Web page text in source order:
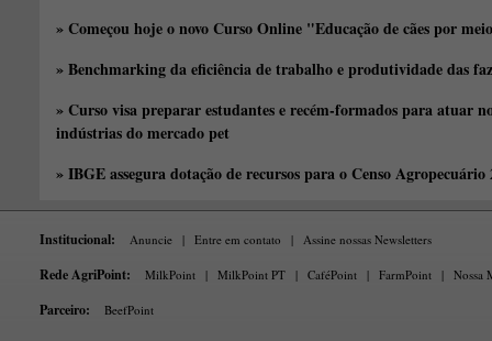
» Começou hoje o novo Curso Online "Educação de cães por
» Benchmarking da eficiência de trabalho e produtividade das
» Curso visa preparar estudantes e recém-formados para atuar
indústrias do mercado pet
» IBGE assegura dotação de recursos para o Censo Agropecuário
Institucional: Anuncie | Entre em contato | Assine nossas Newsletters
Rede AgriPoint: MilkPoint | MilkPoint PT | CaféPoint | FarmPoint | Nossa
Parceiro: BeefPoint